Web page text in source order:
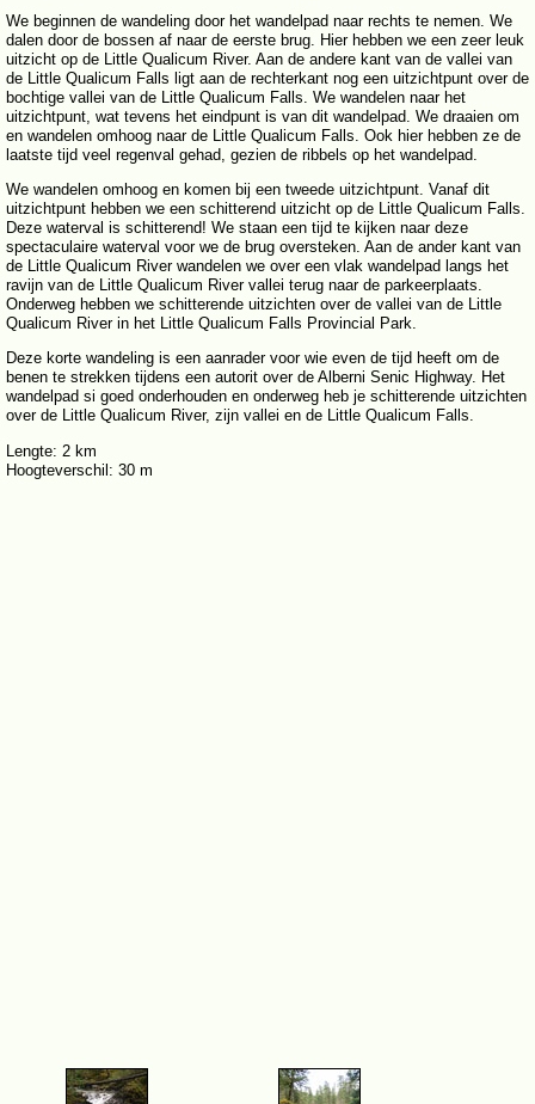
We beginnen de wandeling door het wandelpad naar rechts te nemen. We
dalen door de bossen af naar de eerste brug. Hier hebben we een zeer leuk
uitzicht op de Little Qualicum River. Aan de andere kant van de vallei van
de Little Qualicum Falls ligt aan de rechterkant nog een uitzichtpunt over de
bochtige vallei van de Little Qualicum Falls. We wandelen naar het
uitzichtpunt, wat tevens het eindpunt is van dit wandelpad. We draaien om
en wandelen omhoog naar de Little Qualicum Falls. Ook hier hebben ze de
laatste tijd veel regenval gehad, gezien de ribbels op het wandelpad.
We wandelen omhoog en komen bij een tweede uitzichtpunt. Vanaf dit
uitzichtpunt hebben we een schitterend uitzicht op de Little Qualicum Falls.
Deze waterval is schitterend! We staan een tijd te kijken naar deze
spectaculaire waterval voor we de brug oversteken. Aan de ander kant van
de Little Qualicum River wandelen we over een vlak wandelpad langs het
ravijn van de Little Qualicum River vallei terug naar de parkeerplaats.
Onderweg hebben we schitterende uitzichten over de vallei van de Little
Qualicum River in het Little Qualicum Falls Provincial Park.
Deze korte wandeling is een aanrader voor wie even de tijd heeft om de
benen te strekken tijdens een autorit over de Alberni Senic Highway. Het
wandelpad si goed onderhouden en onderweg heb je schitterende uitzichten
over de Little Qualicum River, zijn vallei en de Little Qualicum Falls.
Lengte: 2 km
Hoogteverschil: 30 m